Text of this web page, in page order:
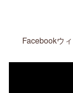
Facebookウ